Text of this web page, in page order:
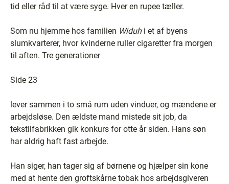
tid eller råd til at være syge. Hver en rupee tæller.
Som nu hjemme hos familien Widuhi et af byens
slumkvarterer, hvor kvinderne ruller cigaretter fra morgen
til aften. Tre generationer
Side 23
lever sammen i to små rum uden vinduer, og mændene er
arbejdsløse. Den ældste mand mistede sit job, da
tekstilfabrikken gik konkurs for otte år siden. Hans søn
har aldrig haft fast arbejde.
Han siger, han tager sig af børnene og hjælper sin kone
med at hente den groftskårne tobak hos arbejdsgiveren